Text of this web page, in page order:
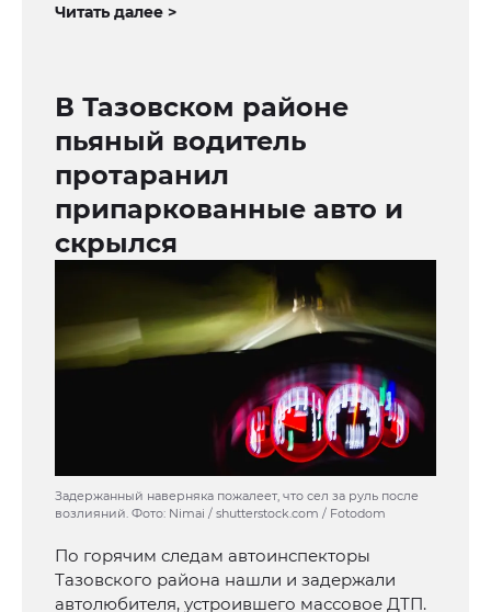
Читать далее >
В Тазовском районе
пьяный водитель
протаранил
припаркованные авто и
скрылся
Задержанный наверняка пожалеет, что сел за руль после
возлияний. Фото: Nimai / shutterstock.com / Fotodom
По горячим следам автоинспекторы
Тазовского района нашли и задержали
автолюбителя, устроившего массовое ДТП.